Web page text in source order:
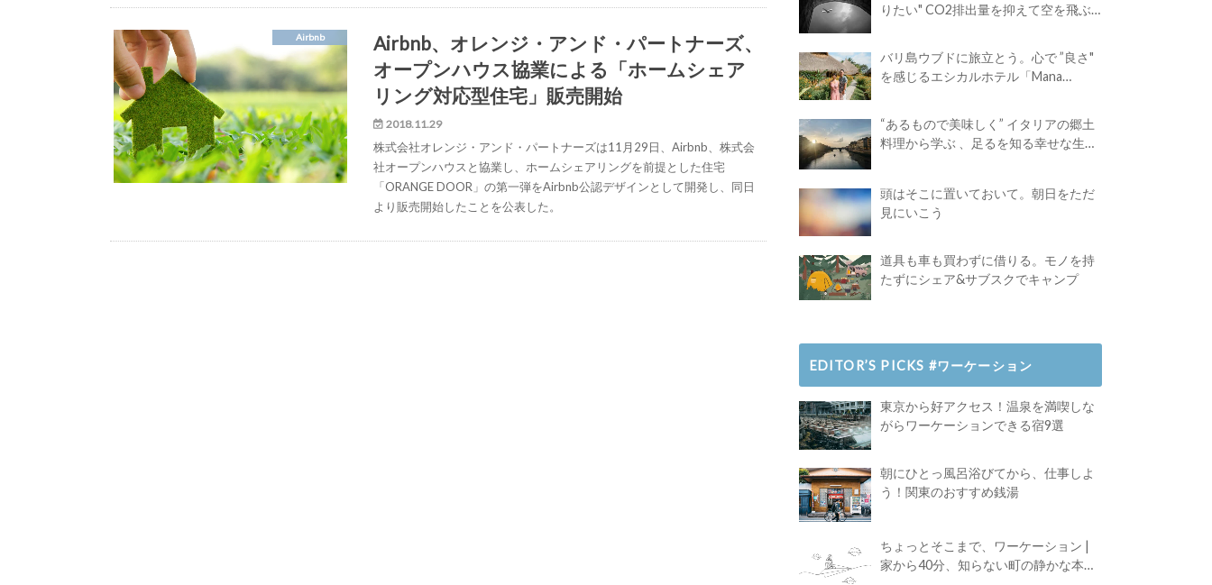
Airbnb
Airbnb、オレンジ・アンド・パートナーズ、
オープンハウス協業による「ホームシェア
リング対応型住宅」販売開始
2018.11.29
株式会社オレンジ・アンド・パートナーズは11月29日、Airbnb、株式会
社オープンハウスと協業し、ホームシェアリングを前提とした住宅
「ORANGE DOOR」の第一弾をAirbnb公認デザインとして開発し、同日
より販売開始したことを公表した。
りたい" CO2排出量を抑えて空を飛ぶ
バリ島ウブドに旅立とう。心で ”良さ"
を感じるエシカルホテル「Mana
“あるもので美味しく” イタリアの郷土
料理から学ぶ 、足るを知る幸せな生き
頭はそこに置いておいて。朝日をただ
見にいこう
道具も車も買わずに借りる。モノを持
たずにシェア&サブスクでキャンプ
EDITOR’S PICKS #ワーケーション
東京から好アクセス！温泉を満喫しな
がらワーケーションできる宿9選
朝にひとっ風呂浴びてから、仕事しよ
う！関東のおすすめ銭湯
ちょっとそこまで、ワーケーション |
家から40分、知らない町の静かな本屋